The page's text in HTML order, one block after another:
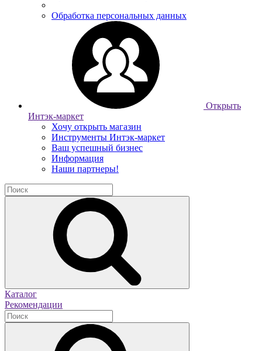
Обработка персональных данных
Открыть
Интэк-маркет
Хочу открыть магазин
Инструменты Интэк-маркет
Ваш успешный бизнес
Информация
Наши партнеры!
Каталог
Рекомендации